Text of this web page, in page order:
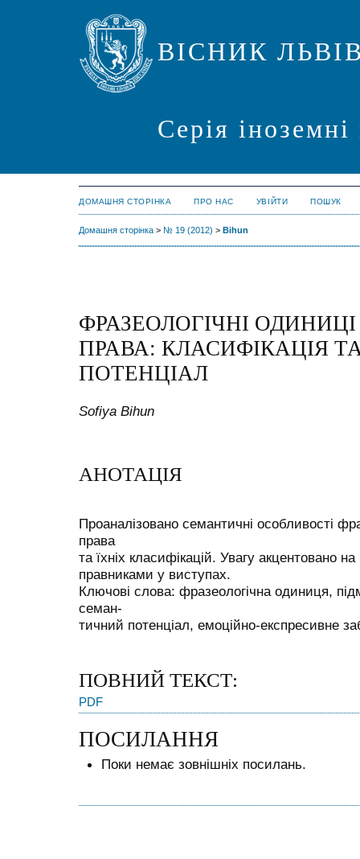
ВІСНИК
Серія
ДОМАШНЯ СТОРІНКА ПРО НАС УВІЙТИ ПОШУК
Домашня сторінка > № 19 (2012) > Bihun
ФРАЗЕОЛОГІЧНІ
ПРАВА: КЛАСИФІКАЦІЯ
ПОТЕНЦІАЛ
Sofiya Bihun
АНОТАЦІЯ
Проаналізовано семантичні особливості
права
та їхніх класифікацій. Увагу акцентовано
правниками у виступах.
Ключові слова: фразеологічна одиниця,
семан-
тичний потенціал, емоційно-експресивне
ПОВНИЙ ТЕКСТ:
PDF
ПОСИЛАННЯ
Поки немає зовнішніх посилань.